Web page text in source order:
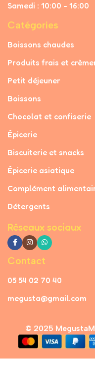
Samedi : 10:00 - 16:00
Catégories
Boissons chaudes
Produits frais et
Petit déjeuner
Boissons
Chocolat et confiserie
Épicerie
Biscuiterie et snacks
Épicerie asiatique
Complément
Détergents
Réseaux sociaux
Contact
05 54 02 70 40
megusta@gmail.com
© 2025